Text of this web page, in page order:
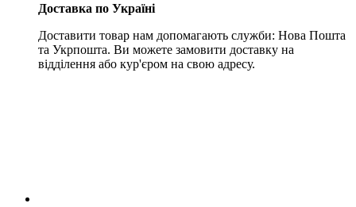
Доставка по Україні
Доставити товар нам допомагають служби: Нова Пошта
та Укрпошта. Ви можете замовити доставку на
відділення або кур'єром на свою адресу.